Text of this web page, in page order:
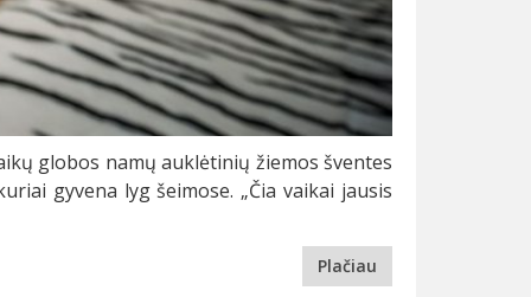
globos namų auklėtinių žiemos šventes
gyvena lyg šeimose. „Čia vaikai jausis
Plačiau